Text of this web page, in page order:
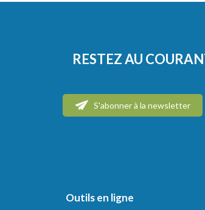
RESTEZ AU
S'abonner à la newsletter
Outils en ligne